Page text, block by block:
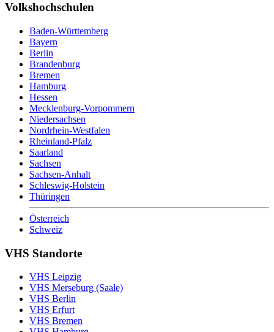
Volkshochschulen
Baden-Württemberg
Bayern
Berlin
Brandenburg
Bremen
Hamburg
Hessen
Mecklenburg-Vorpommern
Niedersachsen
Nordrhein-Westfalen
Rheinland-Pfalz
Saarland
Sachsen
Sachsen-Anhalt
Schleswig-Holstein
Thüringen
Österreich
Schweiz
VHS Standorte
VHS Leipzig
VHS Merseburg (Saale)
VHS Berlin
VHS Erfurt
VHS Bremen